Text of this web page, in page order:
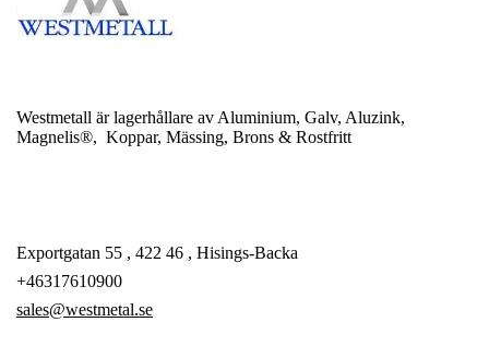
Westmetall är lagerhållare av Aluminium, Galv, Aluzink,
Magnelis®, Koppar, Mässing, Brons & Rostfritt
Exportgatan 55 , 422 46 , Hisings-Backa
+46317610900
sales@westmetal.se